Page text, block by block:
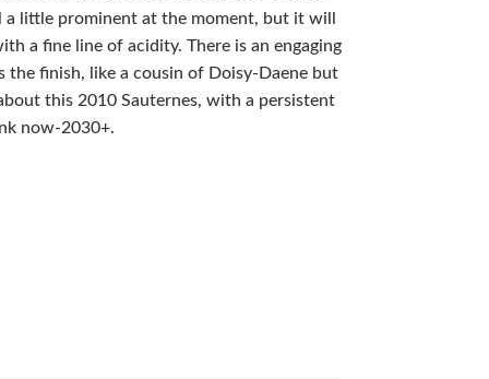
little prominent at the moment, but it will
a fine line of acidity. There is an engaging
the finish, like a cousin of Doisy-Daene but
this 2010 Sauternes, with a persistent
now-2030+.